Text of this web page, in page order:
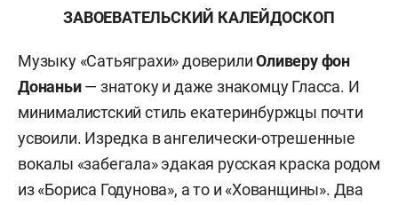
ЗАВОЕВАТЕЛЬСКИЙ КАЛЕЙДОСКОП
Музыку «Сатьяграхи» доверилиОливеру фон
Донаньи— знатоку и даже знакомцу Гласса. И
минималистский стиль екатеринбуржцы почти
усвоили. Изредка в ангелически-отрешенные
вокалы «забегала» эдакая русская краска родом
из «Бориса Годунова», а то и «Хованщины». Два